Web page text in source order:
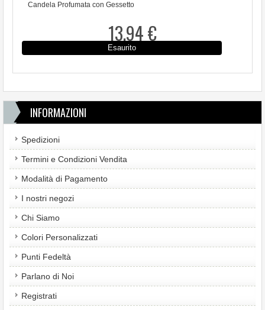
Candela Profumata con Gessetto
13,94 €
Esaurito
INFORMAZIONI
Spedizioni
Termini e Condizioni Vendita
Modalità di Pagamento
I nostri negozi
Chi Siamo
Colori Personalizzati
Punti Fedeltà
Parlano di Noi
Registrati